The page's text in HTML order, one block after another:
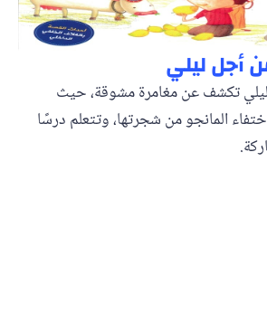
أجل ليلي
تكشف عن مغامرة مشوقة، حيث
المانجو من شجرتها، وتتعلم درسًا